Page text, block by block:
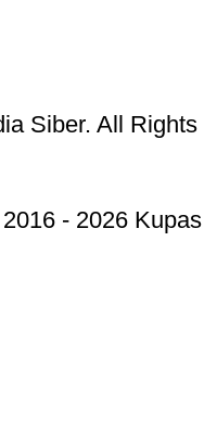
Siber. All Rights
- 2026 Kupas